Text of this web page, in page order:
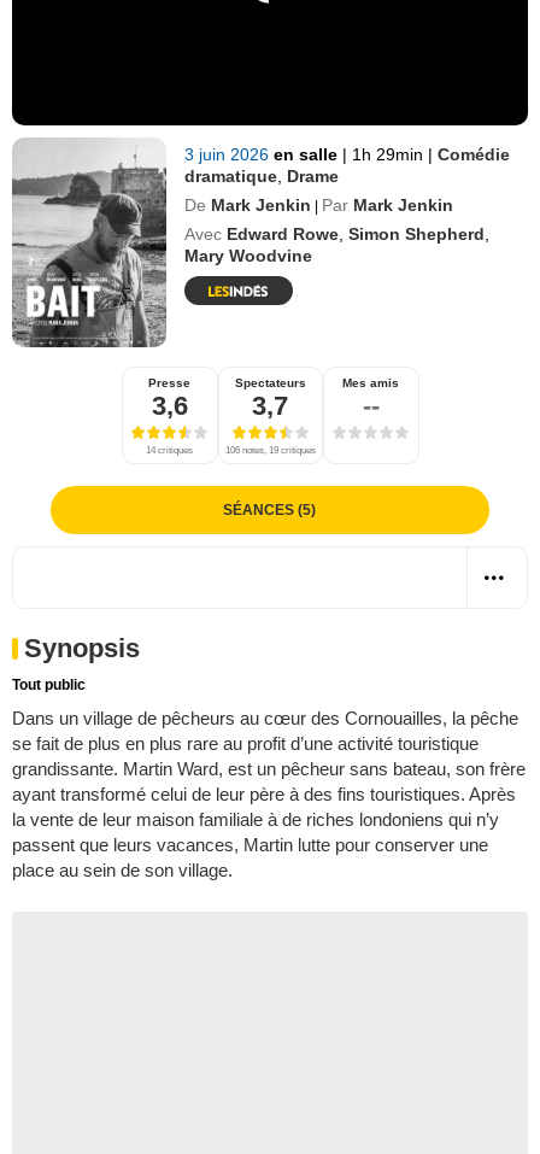
3 juin 2026en salle | 1h 29min | Comédie
dramatique Drame
De Mark Jenkin | Par Mark Jenkin
Avec Edward Rowe ,Simon Shepherd
Mary Woodvine
Presse
3,6
14 critiques
Spectateurs
3,7
106 notes, 19 critiques
Mes amis
--
SÉANCES (5)
Synopsis
Tout public
Dans un village de pêcheurs au cœur des Cornouailles, la pêche
se fait de plus en plus rare au profit d’une activité touristique
grandissante. Martin Ward, est un pêcheur sans bateau, son frère
ayant transformé celui de leur père à des fins touristiques. Après
la vente de leur maison familiale à de riches londoniens qui n’y
passent que leurs vacances, Martin lutte pour conserver une
place au sein de son village.